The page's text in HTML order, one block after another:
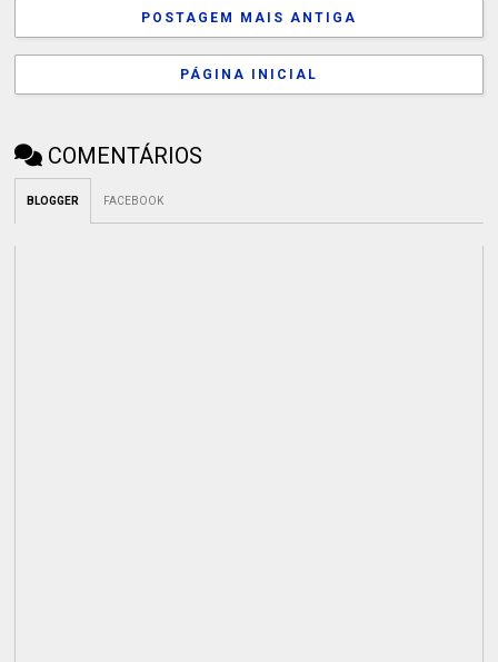
POSTAGEM MAIS ANTIGA
PÁGINA INICIAL
COMENTÁRIOS
BLOGGER FACEBOOK